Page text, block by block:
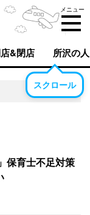
メニュー
&閉店 所沢の人
スクロール
保育士不足対策